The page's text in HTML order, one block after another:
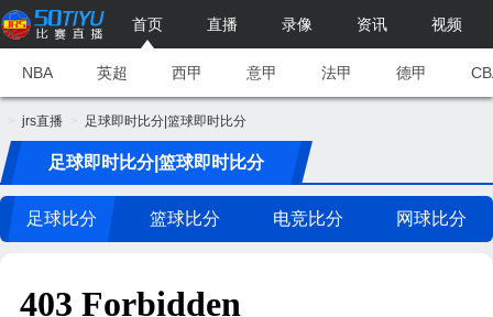
首页 直播 录像 资讯 视频
NBA 英超 西甲 意甲 法甲 德甲
jrs直播 足球即时比分|篮球即时比分
足球即时比分|篮球即时比分
足球比分 篮球比分 电竞比分 网球比分